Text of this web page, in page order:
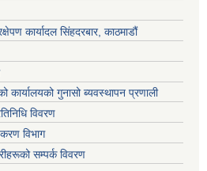
कार्यादल सिंहदरबार, काठमाडौं
कार्यालयको गुनासो ब्यवस्थापन प्रणाली
विवरण
विभाग
सम्पर्क विवरण